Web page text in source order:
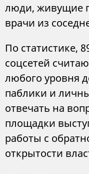
люди, живущие
врачи из
По статистике,
соцсетей
любого уровня
паблики и
отвечать на
площадки
работы с
открытости